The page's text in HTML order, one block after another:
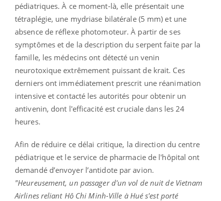
pédiatriques. À ce moment-là, elle présentait une
tétraplégie, une mydriase bilatérale (5 mm) et une
absence de réflexe photomoteur. À partir de ses
symptômes et de la description du serpent faite par la
famille, les médecins ont détecté un venin
neurotoxique extrêmement puissant de krait. Ces
derniers ont immédiatement prescrit une réanimation
intensive et contacté les autorités pour obtenir un
antivenin, dont l'efficacité est cruciale dans les 24
heures.
Afin de réduire ce délai critique, la direction du centre
pédiatrique et le service de pharmacie de l'hôpital ont
demandé d’envoyer l’antidote par avion.
"Heureusement, un passager d'un vol de nuit de Vietnam
Airlines reliant Hô Chi Minh-Ville à Hué s'est porté